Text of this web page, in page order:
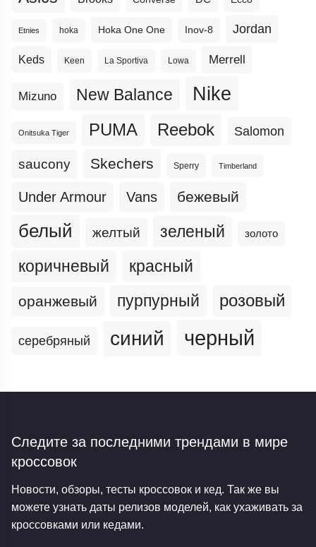
Etnies hoka Hoka One One Inov-8 Jordan
Keds Keen La Sportiva Lowa Merrell
Mizuno New Balance Nike
Onitsuka Tiger PUMA Reebok Salomon
saucony Skechers Sperry Timberland
Under Armour Vans бежевый
белый желтый зеленый золото
коричневый красный
оранжевый пурпурный розовый
серебряный синий черный
Следите за последними трендами в мире
кроссовок
Новости, обзоры, тесты кроссовок и кед. Так же вы
можете узнать даты релизов моделей, как ухаживать за
кроссовками или кедами.